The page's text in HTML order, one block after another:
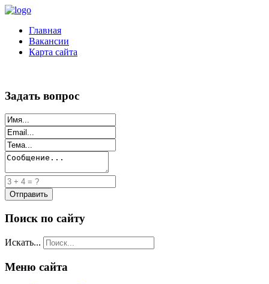
Главная
Вакансии
Карта сайта
Задать вопрос
Поиск по сайту
Искать...
Меню сайта